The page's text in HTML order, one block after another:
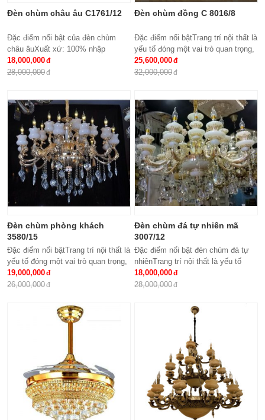
Đèn chùm châu âu C1761/12
Đặc điểm nổi bật của đèn chùm
châu âuXuất xứ: 100% nhập
khẩuKích thước: Phi 950 x
H500Loại bóng sử dụng: Nến E14
18,000,000
28,000,000
Đèn chùm đồng C 8016/8
Đặc điểm nổi bậtTrang trí nội thất là
yếu tố đóng một vai trò quan trọng,
đem lại những giá trị thực sự cho
cả căn hộ của gia...
25,600,000
32,000,000
Đèn chùm phòng khách
3580/15
Đặc điểm nổi bậtTrang trí nội thất là
yếu tố đóng một vai trò quan trọng,
đem lại những giá trị thực sự cho
cả căn hộ của gia...
19,000,000
26,000,000
Đèn chùm đá tự nhiên mã
3007/12
Đặc điểm nổi bật đèn chùm đá tự
nhiênTrang trí nội thất là yếu tố
đóng một vai trò quan trọng, đem lại
những giá trị thực sự cho cả...
18,000,000
28,000,000